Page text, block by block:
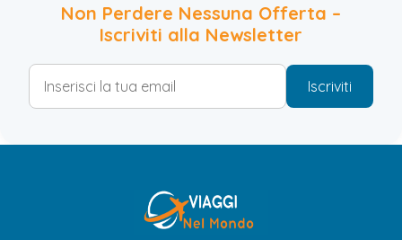
Non Perdere Nessuna Offerta –
Iscriviti alla Newsletter
Iscriviti